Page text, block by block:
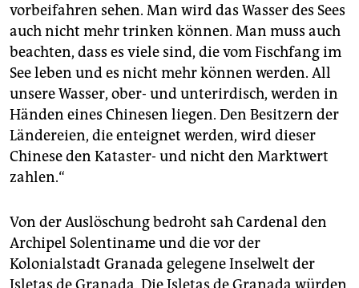
vorbeifahren sehen. Man wird das Wasser des Sees
auch nicht mehr trinken können. Man muss auch
beachten, dass es viele sind, die vom Fischfang im
See leben und es nicht mehr können werden. All
unsere Wasser, ober- und unterirdisch, werden in
Händen eines Chinesen liegen. Den Besitzern der
Ländereien, die enteignet werden, wird dieser
Chinese den Kataster- und nicht den Marktwert
zahlen.“
Von der Auslöschung bedroht sah Cardenal den
Archipel Solentiname und die vor der
Kolonialstadt Granada gelegene Inselwelt der